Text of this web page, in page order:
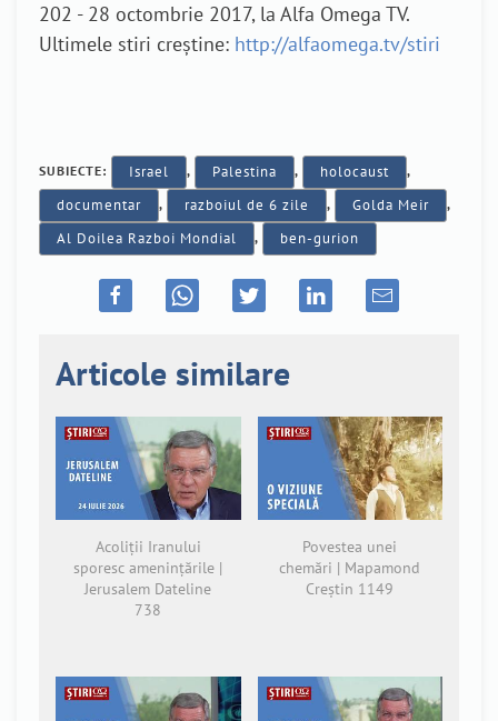
202 - 28 octombrie 2017, la Alfa Omega TV.
Ultimele stiri creștine: http://alfaomega.tv/stiri
SUBIECTE: Israel , Palestina , holocaust ,
documentar , razboiul de 6 zile , Golda Meir ,
Al Doilea Razboi Mondial , ben-gurion
Articole similare
Acoliții Iranului
sporesc amenințările |
Jerusalem Dateline
738
Povestea unei
chemări | Mapamond
Creștin 1149